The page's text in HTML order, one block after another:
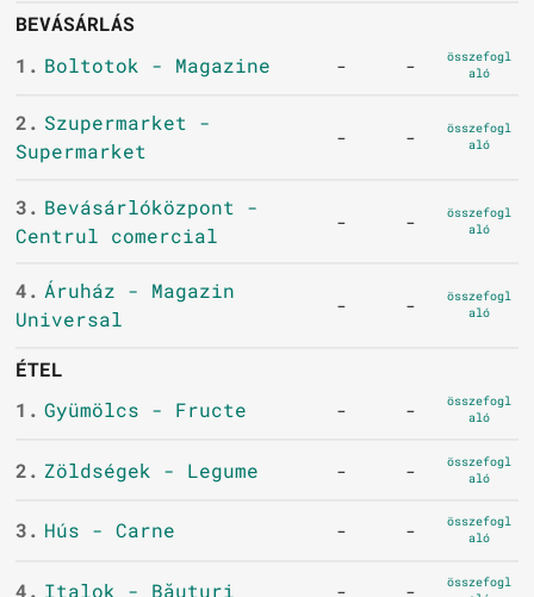
BEVÁSÁRLÁS
1. Boltotok - Magazine - -
összefogl
aló
2. Szupermarket -
Supermarket
- -
összefogl
aló
3. Bevásárlóközpont -
Centrul comercial
- -
összefogl
aló
4. Áruház - Magazin
Universal
- -
összefogl
aló
ÉTEL
1. Gyümölcs - Fructe - -
összefogl
aló
2. Zöldségek - Legume - -
összefogl
aló
3. Hús - Carne - -
összefogl
aló
4. Italok - Băuturi - -
összefogl